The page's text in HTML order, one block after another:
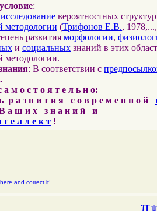
:
исследование вероятностных
методологии (Трифонов Е.В.,
развития морфологии,
и социальных знаний в этих
методологии.
: В соответствии с
а м о с т о я т е л ь н о:
р а з в и т и я с о в р е м е н н о й
а ш и х з н а н и й и
т е л л е к т !
and correct it!
ψ